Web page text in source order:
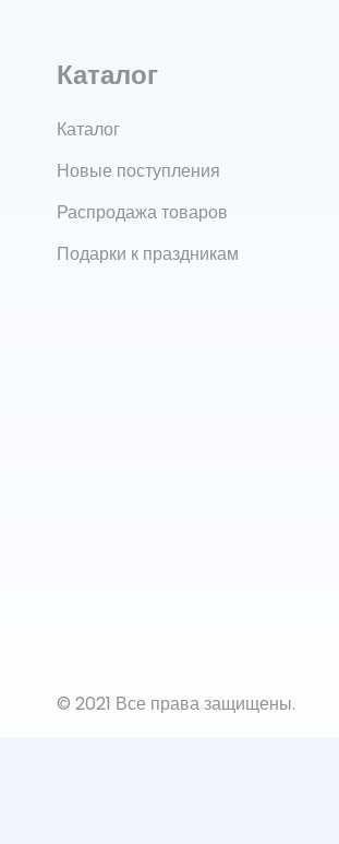
Каталог
Каталог
Новые поступления
Распродажа товаров
Подарки к праздникам
© 2021 Все права защищены.